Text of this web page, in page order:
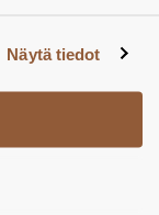
Näytä tiedot